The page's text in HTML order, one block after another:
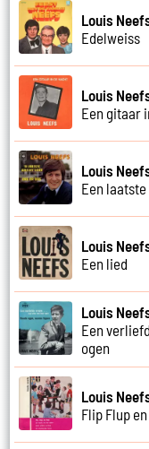
Louis
Edelweiss
Louis
Een gitaar
Louis
Een
Louis
Een lied
Louis
Een
ogen
Louis
Flip Flup